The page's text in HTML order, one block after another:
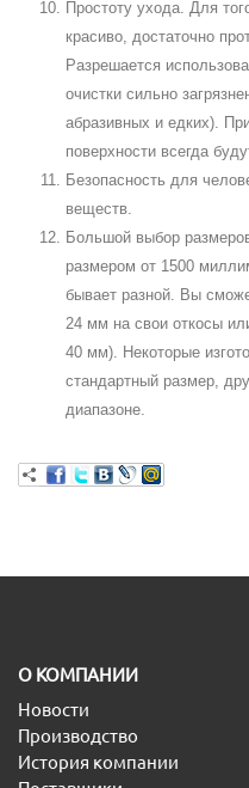
Простоту ухода. Для
красиво, достаточно
Разрешается
очистки сильно
абразивных и едких).
поверхности всегда
Безопасность для
веществ.
Большой выбор
размером от 1500
бывает разной. Вы
24 мм на свои откосы
40 мм). Некоторые
стандартный размер,
диапазоне.
O КОМПАНИИ
Новости
Производство
История компании